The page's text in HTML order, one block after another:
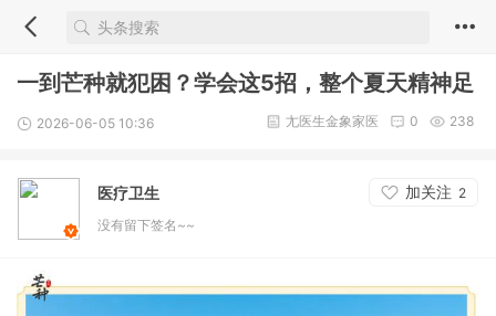
一到芒种就犯困？学会这5招，整个夏天精神足
2026-06-05 10:36 238
0
尢医生金象家医
医疗卫生 加关注 2
没有留下签名~~